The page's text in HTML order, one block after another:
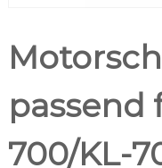
passend
700/KL-